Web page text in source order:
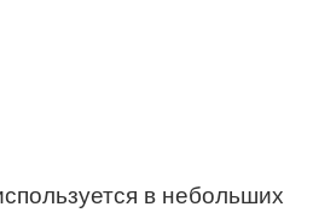
в небольших